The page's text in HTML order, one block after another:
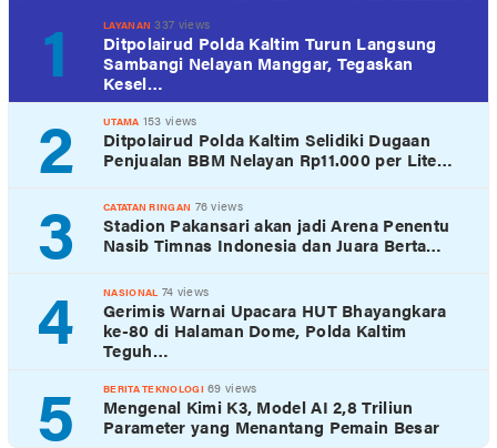
1 LAYANAN 337 views
Ditpolairud Polda Kaltim Turun Langsung
Sambangi Nelayan Manggar, Tegaskan
Kesel…
2 UTAMA 153 views
Ditpolairud Polda Kaltim Selidiki Dugaan
Penjualan BBM Nelayan Rp11.000 per Lite…
3 CATATAN RINGAN 76 views
Stadion Pakansari akan jadi Arena Penentu
Nasib Timnas Indonesia dan Juara Berta…
4 NASIONAL 74 views
Gerimis Warnai Upacara HUT Bhayangkara
ke-80 di Halaman Dome, Polda Kaltim
Teguh…
5 BERITA TEKNOLOGI 69 views
Mengenal Kimi K3, Model AI 2,8 Triliun
Parameter yang Menantang Pemain Besar